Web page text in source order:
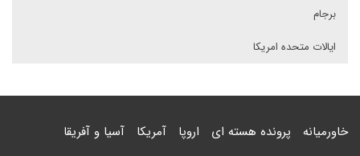
برجام
ایالات متحده امریکا
خاورمیانه پرونده هسته ای اروپا آمریکا آسیا و آفریقا